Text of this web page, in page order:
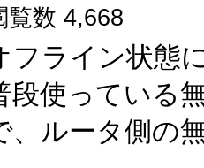
覧数 4,668
フライン状態
段使っている
、ルータ側の